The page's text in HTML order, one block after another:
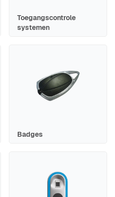
Toegangscontrole
systemen
Badges